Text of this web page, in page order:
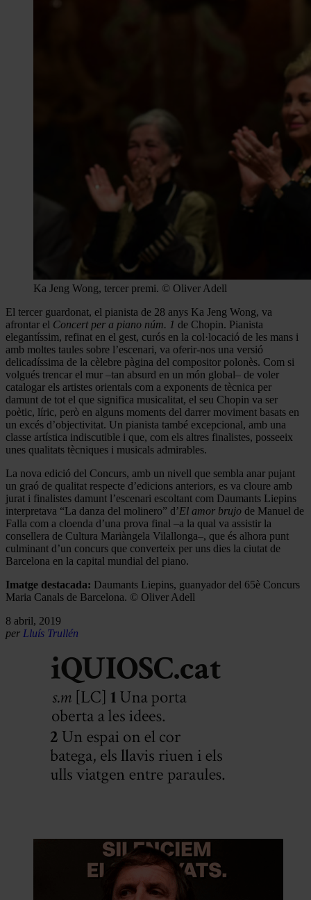
Ka Jeng Wong, tercer premi. © Oliver Adell
El tercer guardonat, el pianista de 28 anys Ka Jeng Wong, va
afrontar el Concert per a piano núm. 1 de Chopin. Pianista
elegantíssim, refinat en el gest, curós en la col·locació de les mans i
amb moltes taules sobre l’escenari, va oferir-nos una versió
delicadíssima de la cèlebre pàgina del compositor polonès. Com si
volgués trencar el mur –tan absurd en un món global– de voler
catalogar els artistes orientals com a exponents de tècnica per
damunt de tot el que significa musicalitat, el seu Chopin va ser
poètic, líric, però en alguns moments del darrer moviment basats en
un excés d’objectivitat. Un pianista també excepcional, amb una
classe artística indiscutible i que, com els altres finalistes, posseeix
unes qualitats tècniques i musicals admirables.
La nova edició del Concurs, amb un nivell que sembla anar pujant
un graó de qualitat respecte d’edicions anteriors, es va cloure amb
jurat i finalistes damunt l’escenari escoltant com Daumants Liepins
interpretava “La danza del molinero” d’El amor brujo de Manuel de
Falla com a cloenda d’una prova final –a la qual va assistir la
consellera de Cultura Mariàngela Vilallonga–, que és alhora punt
culminant d’un concurs que converteix per uns dies la ciutat de
Barcelona en la capital mundial del piano.
Imatge destacada: Daumants Liepins, guanyador del 65è Concurs
Maria Canals de Barcelona. © Oliver Adell
8 abril, 2019
per Lluís Trullén